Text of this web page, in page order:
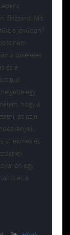
Blizzard: Mit
a jövőben?
nem
a tökéletes
és a
tud
egy
hogy a
és ez a
streamek és
én egy
is és a